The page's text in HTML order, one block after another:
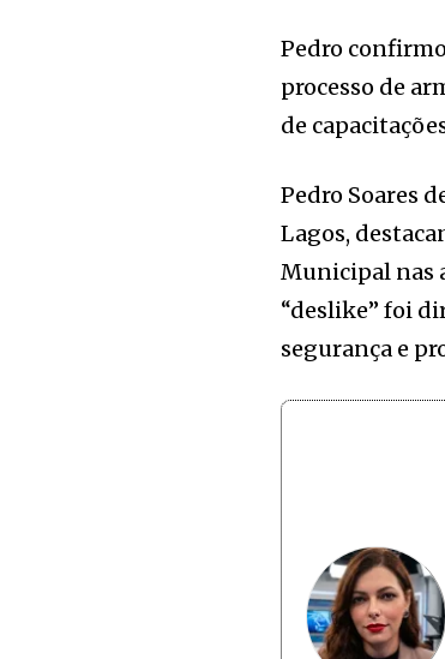
Pedro
processo de
de
Pedro Soares
Lagos,
Municipal nas
“deslike” foi
segurança e